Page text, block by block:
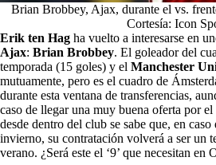
Brian Brobbey, Ajax, durante el vs.
Cortesía: Icon
Erik ten Hag ha vuelto a interesarse en
Ajax: Brian Brobbey. El goleador del
temporada (15 goles) y el Manchester
mutuamente, pero es el cuadro de
durante esta ventana de transferencias,
caso de llegar una muy buena oferta por
desde dentro del club se sabe que, en
invierno, su contratación volverá a ser un
verano. ¿Será este el ‘9’ que necesitan en